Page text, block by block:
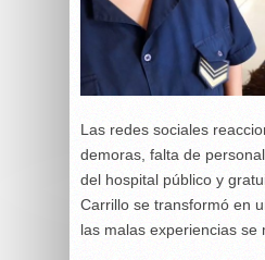
Las redes sociales
demoras, falta de
del hospital público y
Carrillo se transformó en
las malas experiencias se